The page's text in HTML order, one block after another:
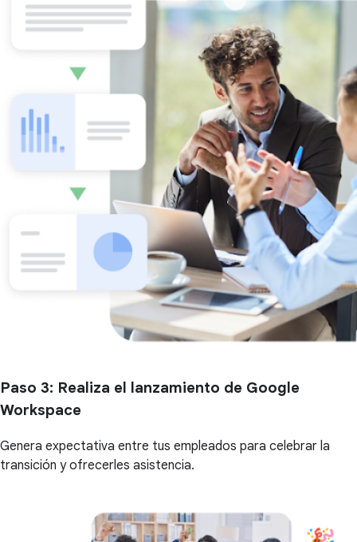
Paso 3: Realiza el lanzamiento de Google
Workspace
Genera expectativa entre tus empleados para celebrar la
transición y ofrecerles asistencia.